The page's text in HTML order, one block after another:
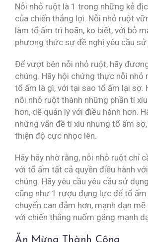
Nỗi nhỏ ruột là 1 trong những kẻ
của chiến thắng lợi. Nỗi nhỏ ruột
làm tổ ấm trì hoãn, ko biết, với bỏ
phương thức sự đề nghị yêu cầu sử
Để vượt bên nỗi nhỏ ruột, hãy
chúng. Hãy hội chứng thực nỗi nhỏ
tổ ấm là gì, với tại sao tổ ấm lại sợ.
nỗi nhỏ ruột thành những phần tí
hơn, dễ quản lý với điều hành hơn.
những vấn đề tí xíu nhưng tổ ấm
thiện độ cực nhọc lên.
Hãy hãy nhờ rằng, nỗi nhỏ ruột chỉ
với tổ ấm tất cả quyền điều hành
chúng. Hãy yêu cầu yêu cầu sử
cũng như 1 rượu đụng lực để tổ
chuyển can đảm hơn, mạnh dạn
với chiến thắng nuốm gắng mạnh
Ăn Mừng Thành Công